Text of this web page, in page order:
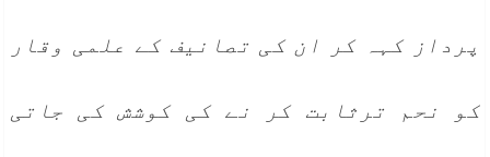
پرداز کہہ کر ان کی تصانیف کے علمی وقار
کو نحم ترثابت کر نے کی کوشش کی جاتی